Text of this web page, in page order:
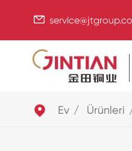

 Ev Ürünleri